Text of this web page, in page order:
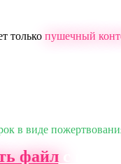
только пушечный
в виде
файлс